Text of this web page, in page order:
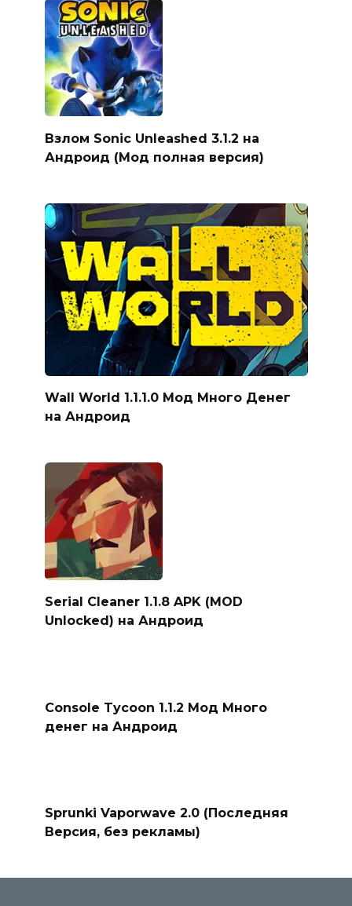
Взлом Sonic Unleashed 3.1.2 на
Андроид (Мод полная версия)
Wall World 1.1.1.0 Мод Много Денег
на Андроид
Serial Cleaner 1.1.8 APK (MOD
Unlocked) на Андроид
Console Tycoon 1.1.2 Мод Много
денег на Андроид
Sprunki Vaporwave 2.0 (Последняя
Версия, без рекламы)